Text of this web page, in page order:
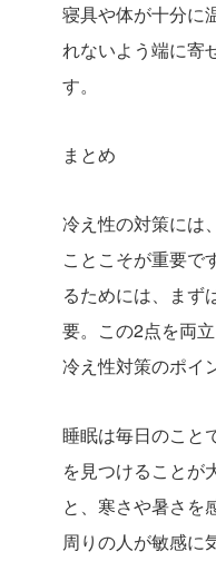
寝具や体が十分に
れないよう端に寄
す。
まとめ
冷え性の対策には
ことこそが重要で
るためには、まず
要。この2点を両
冷え性対策のポイ
睡眠は毎日のこと
を見つけることが
と、寒さや暑さを
周りの人が敏感に